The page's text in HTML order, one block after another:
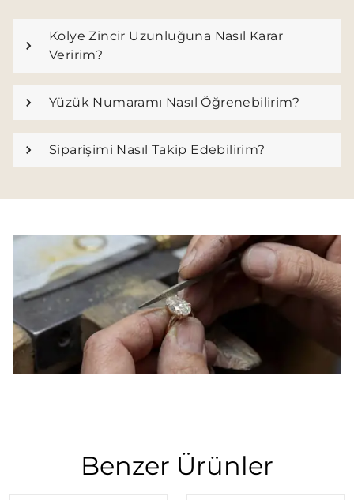
Kolye Zincir Uzunluğuna Nasıl Karar
Veririm?
Yüzük Numaramı Nasıl Öğrenebilirim?
Siparişimi Nasıl Takip Edebilirim?
Benzer Ürünler